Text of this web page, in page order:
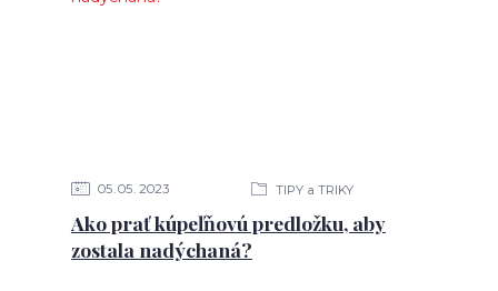
05 05 2023 TIPY a TRIKY
Ako prať kúpeľňovú predložku, aby
zostala nadýchaná?